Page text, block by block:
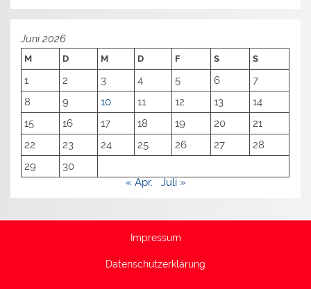
Juni 2026
M D M D F S S
1 2 3 4 5 6
7
8
9 10 11 12 13
14
15
16 17 18 19 20
21
22
23 24 25 26 27
28
29
30
« Apr.
Juli »
Impressum
Datenschutzerklärung